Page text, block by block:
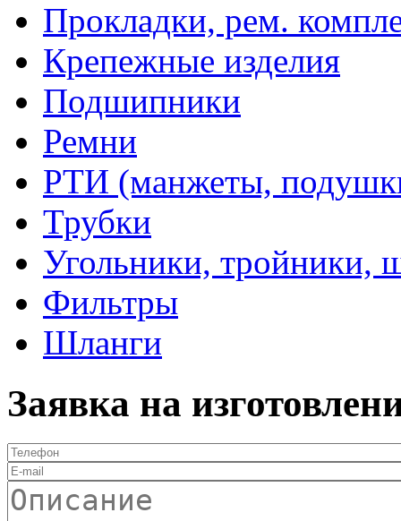
Прокладки, рем.
Крепежные изделия
Подшипники
Ремни
РТИ (манжеты,
Трубки
Угольники, тройники,
Фильтры
Шланги
Заявка на
Телефон
E-mail
Описание